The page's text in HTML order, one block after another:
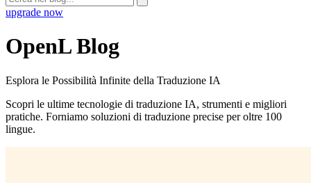
upgrade now
OpenL Blog
Esplora le Possibilità Infinite della Traduzione IA
Scopri le ultime tecnologie di traduzione IA, strumenti e migliori
pratiche. Forniamo soluzioni di traduzione precise per oltre 100
lingue.